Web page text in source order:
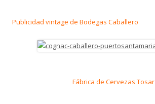
Publicidad vintage de Bodegas Caballero
Fábrica de Cervezas Tosar